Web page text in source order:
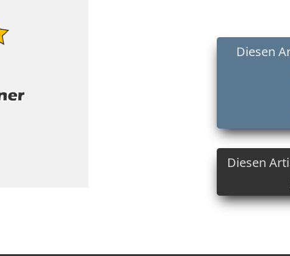
Diesen